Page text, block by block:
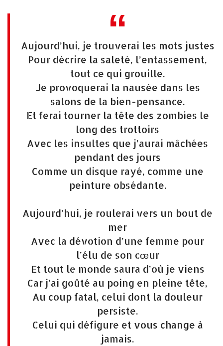
Aujourd’hui, je trouverai les mots justes
Pour décrire la saleté, l’entassement,
tout ce qui grouille.
Je provoquerai la nausée dans les
salons de la bien-pensance.
Et ferai tourner la tête des zombies le
long des trottoirs
Avec les insultes que j’aurai mâchées
pendant des jours
Comme un disque rayé, comme une
peinture obsédante.
Aujourd’hui, je roulerai vers un bout de
mer
Avec la dévotion d’une femme pour
l’élu de son cœur
Et tout le monde saura d’où je viens
Car j’ai goûté au poing en pleine tête,
Au coup fatal, celui dont la douleur
persiste.
Celui qui défigure et vous change à
jamais.